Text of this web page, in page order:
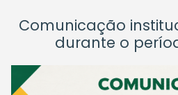
Comunicação
durante o